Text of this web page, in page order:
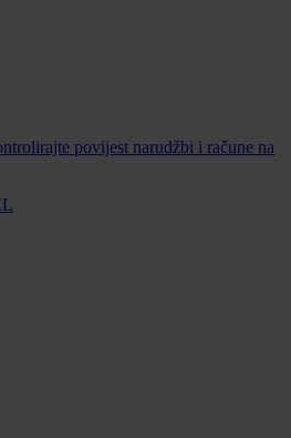
povijest narudžbi i račune na